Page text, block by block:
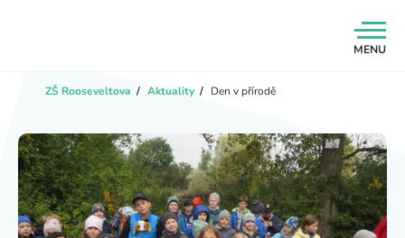
MENU
ZŠ Rooseveltova / Aktuality / Den v přírodě